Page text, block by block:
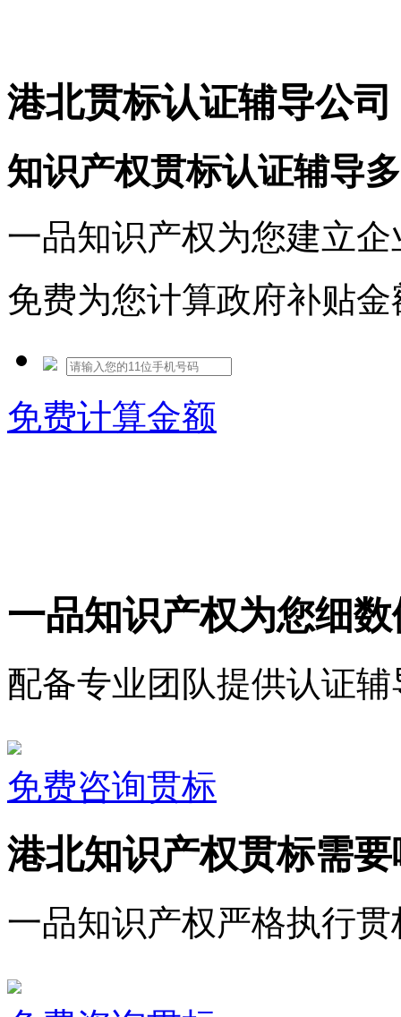
港北贯标认证辅导公司
知识产权贯标认证辅导
一品知识产权为您建立
免费为您计算政府补贴
免费计算金额
一品知识产权为您细
配备专业团队提供认证辅
免费咨询贯标
港北知识产权贯标需
一品知识产权严格执行